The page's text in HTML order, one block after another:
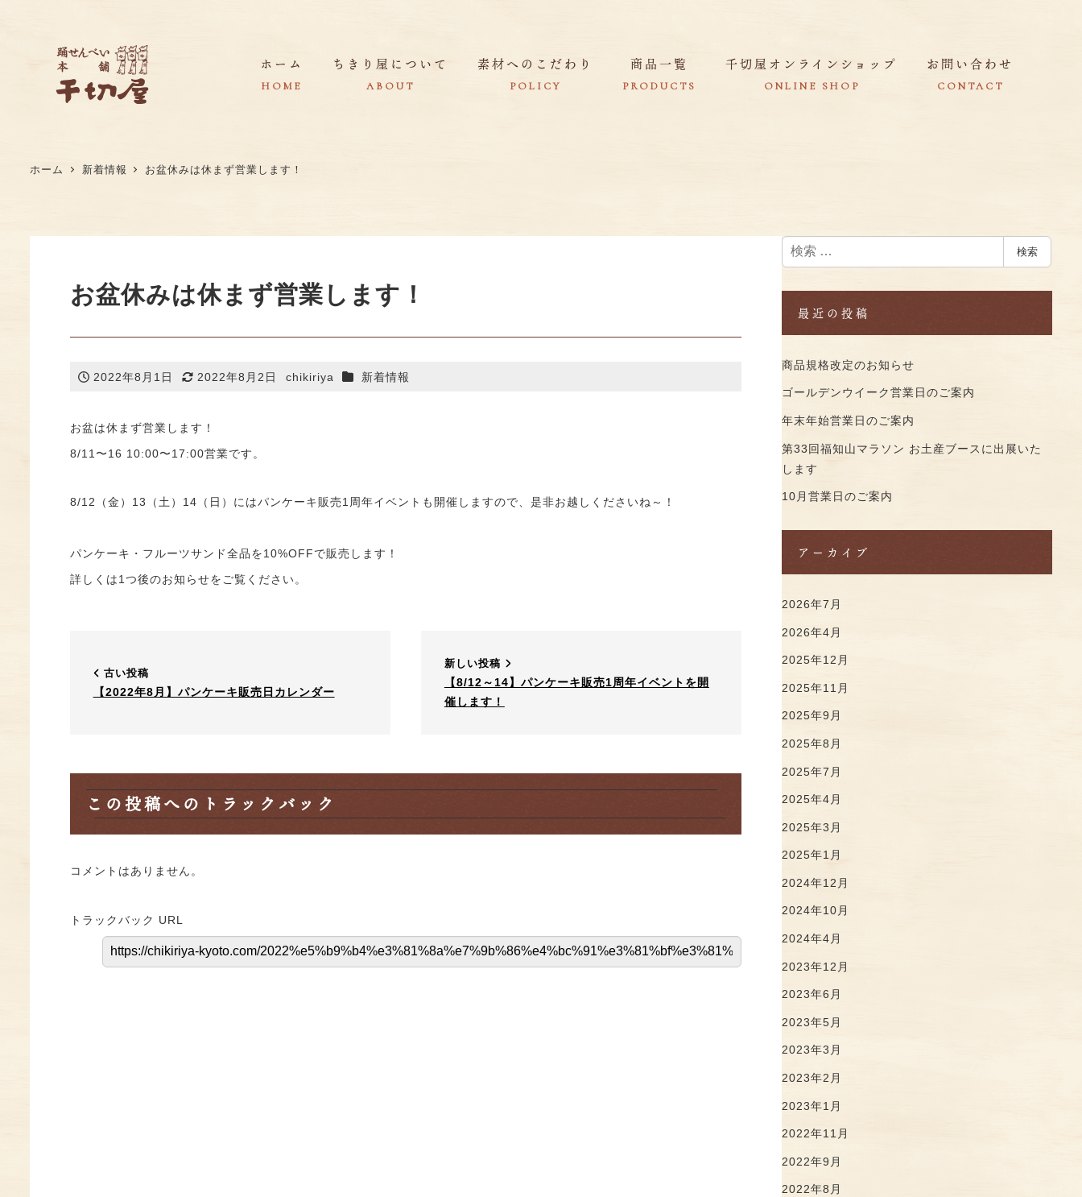
お客様の声
踊せんべい・踊かさね ONLINE SHOP
ホーム
HOME
ちきり屋について
ABOUT
素材へのこだわり
POLICY
商品一覧
PRODUCTS
千切屋オンラインショップ
ONLINE SHOP
お問い合わせ
CONTACT
ホーム 新着情報 お盆休みは休まず営業します！
お盆休みは休まず営業します！
投稿日
2022年8月1日
更新日
2022年8月2日 chikiriya カテゴリー
新着情報
お盆は休まず営業します！
8/11〜16 10:00〜17:00営業です。
8/12（金）13（土）14（日）にはパンケーキ販売1周年イベントも開催しますので、是非お越しくださいね～！
パンケーキ・フルーツサンド全品を10%OFFで販売します！
詳しくは1つ後のお知らせをご覧ください。
古い投稿
【2022年8月】パンケーキ販売日カレンダー
新しい投稿
【8/12～14】パンケーキ販売1周年イベントを開
催します！
この投稿へのトラックバック
コメントはありません。
トラックバック URL
検
索
検索
最近の投稿
商品規格改定のお知らせ
ゴールデンウイーク営業日のご案内
年末年始営業日のご案内
第33回福知山マラソン お土産ブースに出展いた
します
10月営業日のご案内
アーカイブ
2026年7月
2026年4月
2025年12月
2025年11月
2025年9月
2025年8月
2025年7月
2025年4月
2025年3月
2025年1月
2024年12月
2024年10月
2024年4月
2023年12月
2023年6月
2023年5月
2023年3月
2023年2月
2023年1月
2022年11月
2022年9月
2022年8月